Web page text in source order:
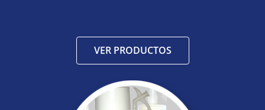
VER PRODUCTOS